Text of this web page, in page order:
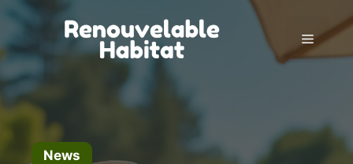
Skip
content
Menu
News